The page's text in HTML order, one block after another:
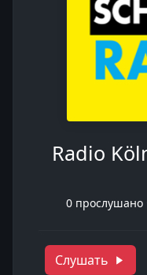
Radio
0 прослушано
Слушать